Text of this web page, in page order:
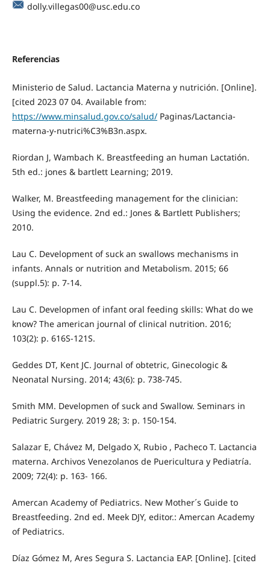
dolly.villegas00@usc.edu.co
Referencias
Ministerio de Salud. Lactancia Materna y nutrición. [Online].
[cited 2023 07 04. Available from:
https://www.minsalud.gov.co/salud/Paginas/Lactancia-
materna-y-nutrici%C3%B3n.aspx.
Riordan J, Wambach K. Breastfeeding an human Lactatión.
5th ed.: jones & bartlett Learning; 2019.
Walker, M. Breastfeeding management for the clinician:
Using the evidence. 2nd ed.: Jones & Bartlett Publishers;
2010.
Lau C. Development of suck an swallows mechanisms in
infants. Annals or nutrition and Metabolism. 2015; 66
(suppl.5): p. 7-14.
Lau C. Developmen of infant oral feeding skills: What do we
know? The american journal of clinical nutrition. 2016;
103(2): p. 616S-121S.
Geddes DT, Kent JC. Journal of obtetric, Ginecologic &
Neonatal Nursing. 2014; 43(6): p. 738-745.
Smith MM. Developmen of suck and Swallow. Seminars in
Pediatric Surgery. 2019 28; 3: p. 150-154.
Salazar E, Chávez M, Delgado X, Rubio , Pacheco T. Lactancia
materna. Archivos Venezolanos de Puericultura y Pediatría.
2009; 72(4): p. 163- 166.
Amercan Academy of Pediatrics. New Mother´s Guide to
Breastfeeding. 2nd ed. Meek DJY, editor.: Amercan Academy
of Pediatrics.
Díaz Gómez M, Ares Segura S. Lactancia EAP. [Online]. [cited